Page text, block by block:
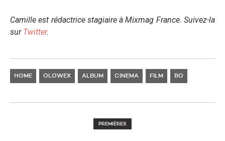
Camille est rédactrice stagiaire à Mixmag France. Suivez-la
sur Twitter.
HOME OLOWEX ALBUM CINEMA FILM BO
PREMIÈRES